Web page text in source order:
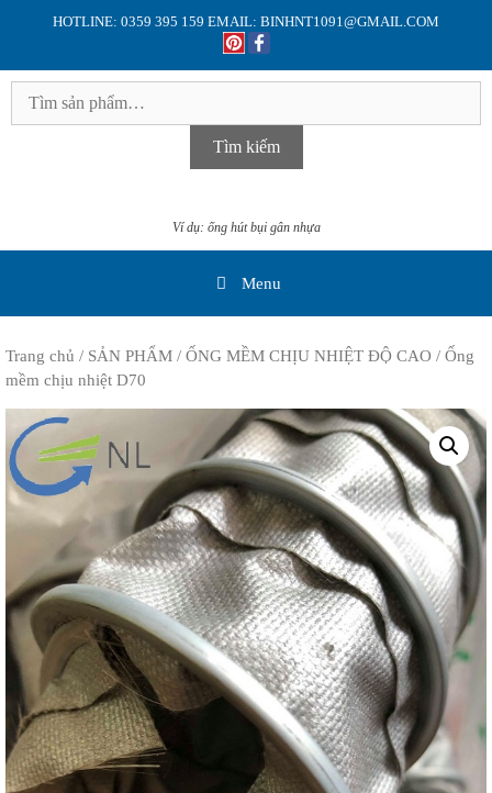
HOTLINE: 0359 395 159 EMAIL: BINHNT1091@GMAIL.COM
Tìm
Tìm kiếm
Ví dụ: ống hút bụi gân nhựa
Menu
Trang chủ / SẢN PHẨM / ỐNG MỀM CHỊU NHIỆT ĐỘ CAO / Ống
mềm chịu nhiệt D70